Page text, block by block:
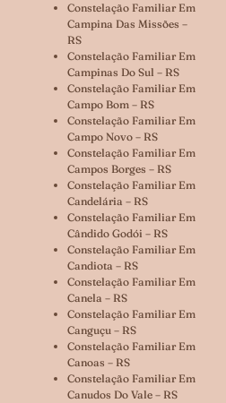
Constelação Familiar Em
Campina Das Missões –
RS
Constelação Familiar Em
Campinas Do Sul – RS
Constelação Familiar Em
Campo Bom – RS
Constelação Familiar Em
Campo Novo – RS
Constelação Familiar Em
Campos Borges – RS
Constelação Familiar Em
Candelária – RS
Constelação Familiar Em
Cândido Godói – RS
Constelação Familiar Em
Candiota – RS
Constelação Familiar Em
Canela – RS
Constelação Familiar Em
Canguçu – RS
Constelação Familiar Em
Canoas – RS
Constelação Familiar Em
Canudos Do Vale – RS